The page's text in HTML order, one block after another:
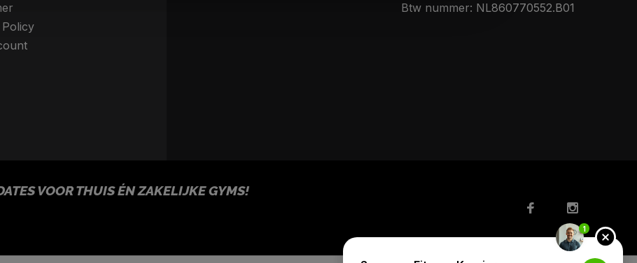
Btw nummer: NL860770552.B01
VOOR THUIS ÉN ZAKELIJKE GYMS!
1